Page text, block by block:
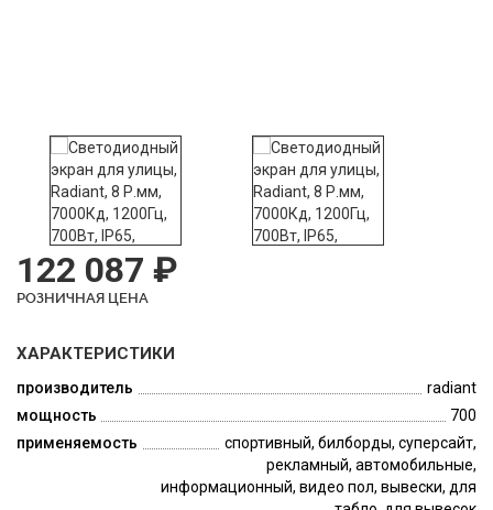
122 087 ₽
РОЗНИЧНАЯ ЦЕНА
ХАРАКТЕРИСТИКИ
производитель
radiant
мощность
700
применяемость
спортивный, билборды, суперсайт,
рекламный, автомобильные,
информационный, видео пол, вывески, для